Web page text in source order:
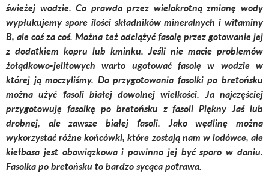
świeżej wodzie. Co prawda przez wielokrotną zmianę wody
wypłukujemy spore ilości składników mineralnych i witaminy
B, ale coś za coś. Można też odciążyć fasolę przez gotowanie jej
z dodatkiem kopru lub kminku. Jeśli nie macie problemów
żołądkowo-jelitowych warto ugotować fasolę w wodzie w
której ją moczyliśmy. Do przygotowania fasolki po bretońsku
można użyć fasoli białej dowolnej wielkości. Ja najczęściej
przygotowuję fasolkę po bretońsku z fasoli Piękny Jaś lub
drobnej, ale zawsze białej fasoli. Jako wędlinę można
wykorzystać różne końcówki, które zostają nam w lodówce, ale
kiełbasa jest obowiązkowa i powinno jej być sporo w daniu.
Fasolka po bretońsku to bardzo sycąca potrawa.